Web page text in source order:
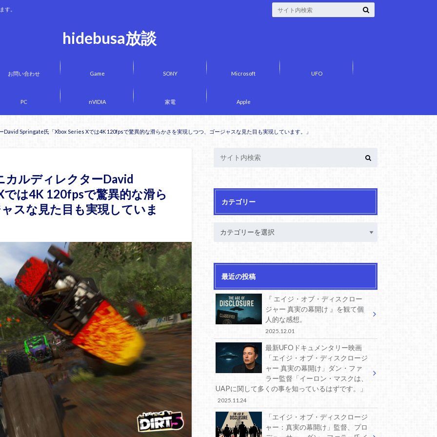
hidebusa放談
す。
お問い合わせ Game SONY Microsoft UFO
PC nVIDIA 家電 Apple
David Springate氏「Xbox Series Xでは4K 120fpsで驚異的な滑らかさを実現しつつ、ゴージャスな見た目も実現しています。」
カルディレクターDavid
では4K 120fpsで驚異的な滑ら
スな見た目も実現していま
カテゴリー
最近の投稿
『 エイジ・オブ・ディスクロー
ジャー 真実の幕開け 』を観て個
人的な感想。
2025.12.01
最新UFOドキュメンタリー映画
「エイジ・オブ・ディスクロージ
ャー 真実の幕開け」ダン・ファ
ラー監督「イーロン・マスクは、
UAPに関して多くの事を知っているはずです。」
2025.11.24
「エイジ・オブ・ディスクロージ
ャー：真実の幕開け」監督、プロ